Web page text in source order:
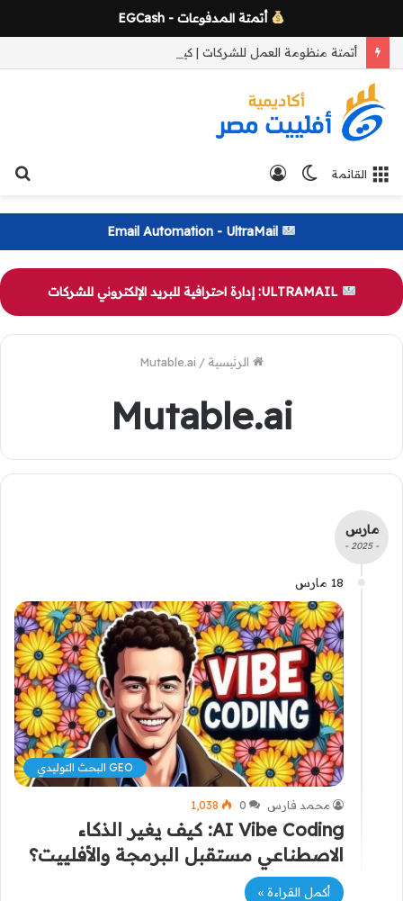
أتمتة المدفوعات - EGCash
القائمة
الوضع
ULTRAMAIL: إدارة احترافية للبريد الإلكتروني للشركات
الرئيسية /
Mutable.ai
Mutable.ai
مارس
- 2025 -
18 مارس
GEO البحث التوليدي
محمد فارس 0 1٬038
AI Vibe Coding: كيف يغير الذكاء
الاصطناعي مستقبل البرمجة والأفلييت؟
أكمل القراءة »